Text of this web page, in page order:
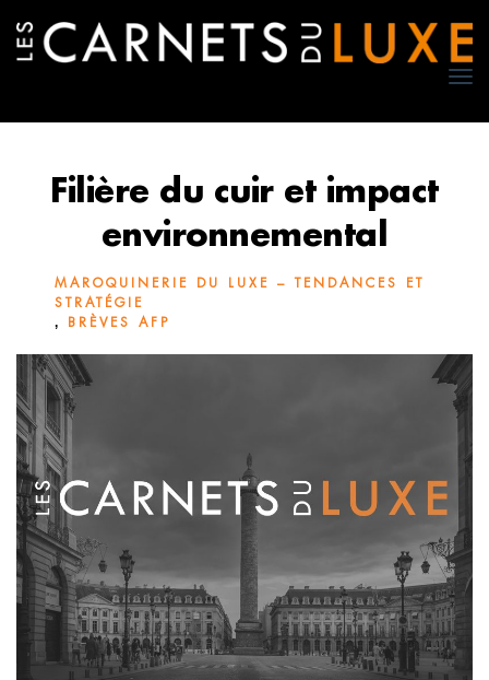
Filière du cuir et impact
environnemental
MAROQUINERIE DU LUXE – TENDANCES ET
STRATÉGIE
, BRÈVES AFP